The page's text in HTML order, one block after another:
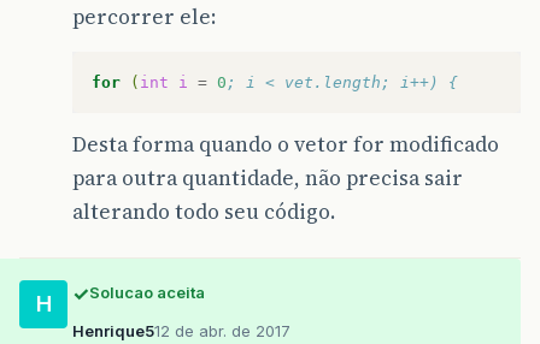
percorrer ele:
for ( int i = 0 ; i < vet.length; i++) {
Desta forma quando o vetor for modificado
para outra quantidade, não precisa sair
alterando todo seu código.
H
Solucao aceita
Henrique512 de abr. de 2017